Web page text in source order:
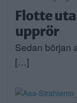
Flotte
upprör
Sedan början
[…]